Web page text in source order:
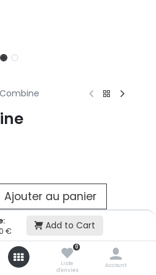
€ Add to Cart
0
Liste
d'envies
Account
Ajouter au panier
cet article dans votre panier
indisponible.